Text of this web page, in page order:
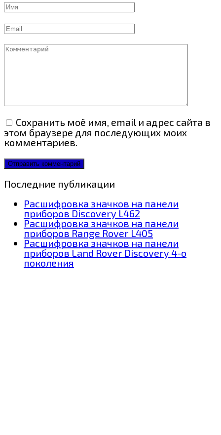
Имя
Email
Комментарий
Сохранить моё имя, email и адрес сайта в
этом браузере для последующих моих
комментариев.
Последние публикации
Расшифровка значков на панели
приборов Discovery L462
Расшифровка значков на панели
приборов Range Rover L405
Расшифровка значков на панели
приборов Land Rover Discovery 4-о
поколения